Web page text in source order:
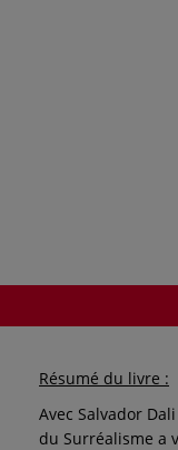
Résumé du livre :
Avec Salvador
du Surréalisme a